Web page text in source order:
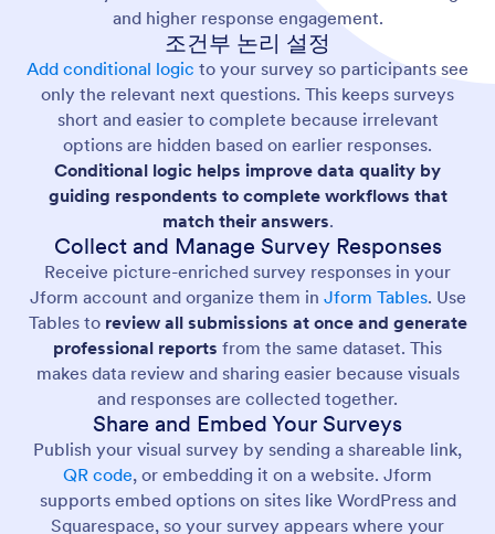
and higher response engagement.
조건부 논리 설정
Add conditional logic to your survey so participants see
only the relevant next questions. This keeps surveys
short and easier to complete because irrelevant
options are hidden based on earlier responses.
Conditional logic helps improve data quality by
guiding respondents to complete workflows that
match their answers.
Collect and Manage Survey Responses
Receive picture-enriched survey responses in your
Jform account and organize them in Jform Tables. Use
Tables to review all submissions at once and generate
professional reports from the same dataset. This
makes data review and sharing easier because visuals
and responses are collected together.
Share and Embed Your Surveys
Publish your visual survey by sending a shareable link,
QR code, or embedding it on a website. Jform
supports embed options on sites like WordPress and
Squarespace, so your survey appears where your